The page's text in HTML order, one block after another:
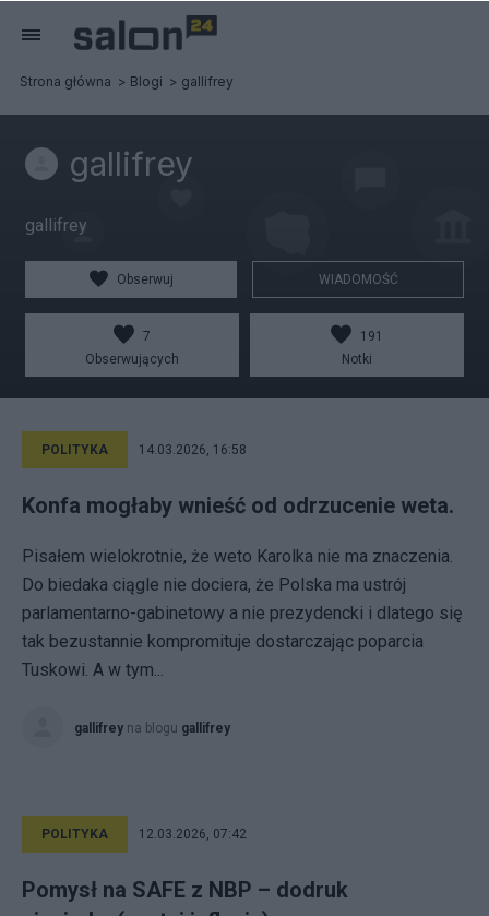
Strona główna Blogi gallifrey
gallifrey
gallifrey
Obserwuj WIADOMOŚĆ
7
Obserwujących
191
Notki
POLITYKA 14.03.2026, 16:58
Konfa mogłaby wnieść od odrzucenie weta.
Pisałem wielokrotnie, że weto Karolka nie ma znaczenia.
Do biedaka ciągle nie dociera, że Polska ma ustrój
parlamentarno-gabinetowy a nie prezydencki i dlatego się
tak bezustannie kompromituje dostarczając poparcia
Tuskowi. A w tym...
gallifrey na blogu gallifrey
POLITYKA 12.03.2026, 07:42
Pomysł na SAFE z NBP – dodruk